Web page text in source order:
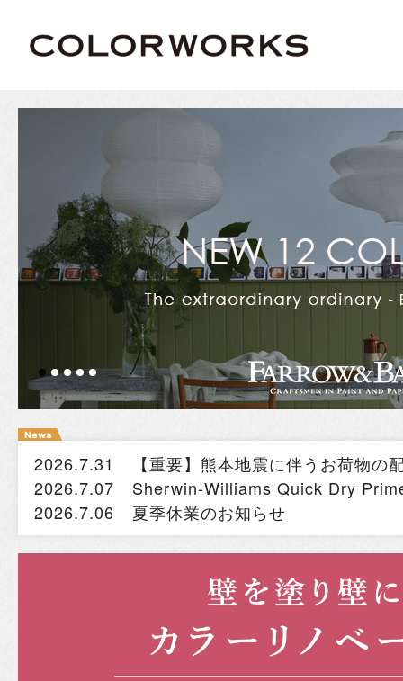
2026.7.31
【重要】熊本地震に伴うお荷物の
2026.7.07
Sherwin-Williams Quick Dry
2026.7.06
夏季休業のお知らせ